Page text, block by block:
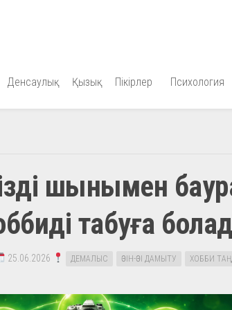
Денсаулық Қызық Пікірлер Психология
шынымен
табуға
25.06.2026 ДЕМАЛЫС ӨЗІН-ӨЗІ ДАМЫТУ ХОББИ